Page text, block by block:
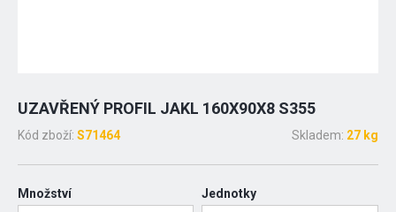
UZAVŘENÝ PROFIL JAKL 160X90X8 S355
Kód zboží: S71464 Skladem: 27 kg
Množství Jednotky